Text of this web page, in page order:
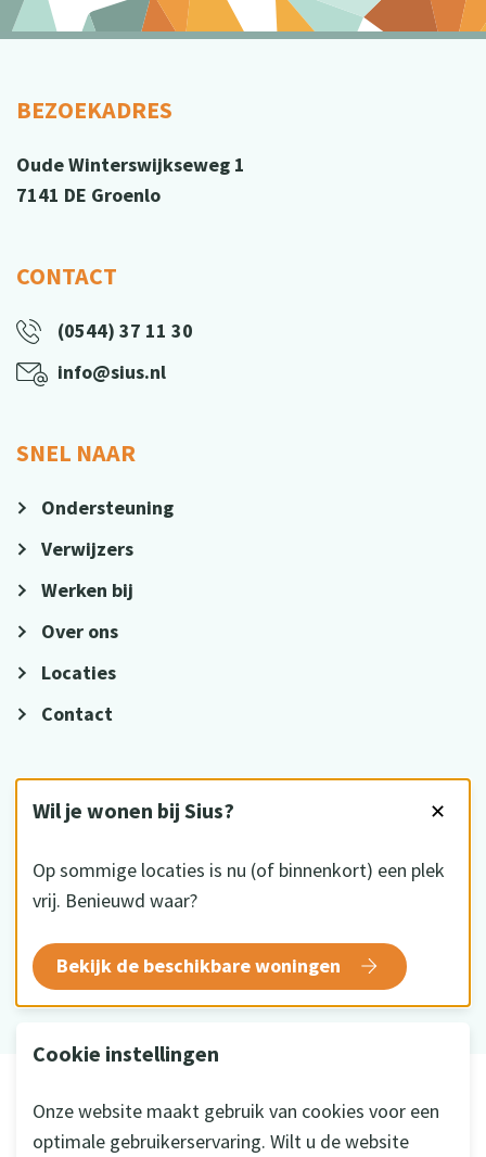
Wil je wonen bij Sius? ✕
Op sommige locaties is nu (of binnenkort) een plek
vrij. Benieuwd waar?
Bekijk de beschikbare woningen
Cookie instellingen
Onze website maakt gebruik van cookies voor een
optimale gebruikerservaring. Wilt u de website
BEZOEKADRES
Oude Winterswijkseweg 1
7141 DE Groenlo
CONTACT
(0544) 37 11 30
info@sius.nl
SNEL NAAR
Ondersteuning
Verwijzers
Werken bij
Over ons
Locaties
Contact
HKZ gecertificeerd
Disclaimer
Privacy